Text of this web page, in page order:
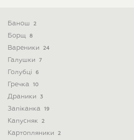
Банош 2
Борщ 8
Вареники 24
Галушки 7
Голубці 6
Гречка 10
Драники 3
Запіканка 19
Капусняк 2
Картопляники 2